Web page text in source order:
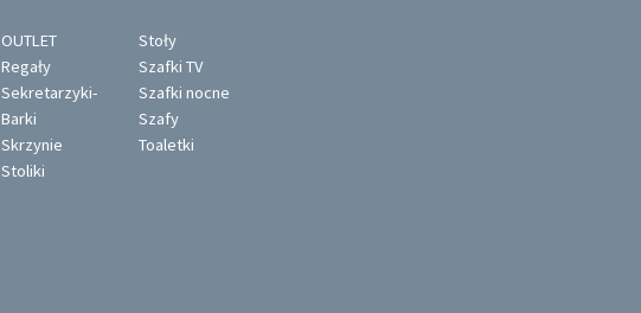
OUTLET
Regały
Sekretarzyki-
Barki
Skrzynie
Stoliki
Stoły
Szafki TV
Szafki nocne
Szafy
Toaletki